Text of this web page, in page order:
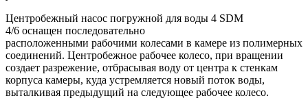
Центробежный насос погружной для воды 4 SDM
4/6 оснащен последовательно
расположенными рабочими колесами в камере из полимерных
соединений. Центробежное рабочее колесо, при вращении
создает разрежение, отбрасывая воду от центра к стенкам
корпуса камеры, куда устремляется новый поток воды,
выталкивая предыдущий на следующее рабочее колесо.